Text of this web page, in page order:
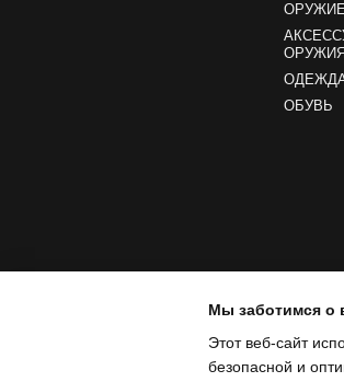
ОРУЖИЕ
ОРУЖИЯ
ОБУВЬ
Мы заботимся о
Этот веб-сайт
безопасной и